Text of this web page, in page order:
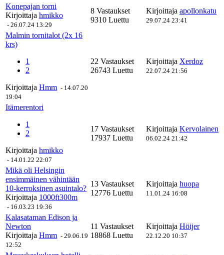
Konepajan torni
Kirjoittaja hmikko
- 26.07.24 13:29
8 Vastaukset
9310 Luettu
Kirjoittaja apollonkatu
29.07.24 23:41
Malmin tornitalot (2x 16
krs)
1
2
Kirjoittaja Hmm - 14.07.20
19:04
22 Vastaukset
26743 Luettu
Kirjoittaja Xerdoz
22.07.24 21:56
Itämerentori
1
2
Kirjoittaja hmikko
- 14.01.22 22:07
17 Vastaukset
17937 Luettu
Kirjoittaja Kervolainen
06.02.24 21:42
Mikä oli Helsingin
ensimmäinen vähintään
10-kerroksinen asuintalo?
Kirjoittaja 1000ft300m
- 16.03.23 19:36
13 Vastaukset
12776 Luettu
Kirjoittaja huopa
11.01.24 16:08
Kalasataman Edison ja
Newton
Kirjoittaja Hmm - 29.06.19
12:52
11 Vastaukset
18868 Luettu
Kirjoittaja Höijer
22.12.20 10:37